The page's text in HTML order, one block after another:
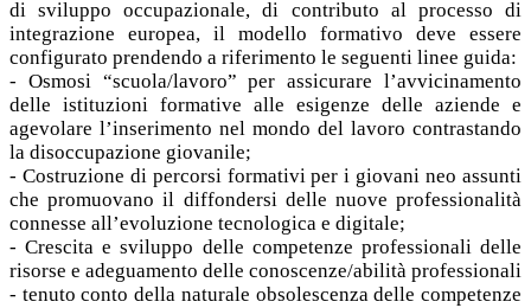
di sviluppo occupazionale, di contributo al processo di
integrazione europea, il modello formativo deve essere
configurato prendendo a riferimento le seguenti linee guida:
- Osmosi “scuola/lavoro” per assicurare l’avvicinamento
delle istituzioni formative alle esigenze delle aziende e
agevolare l’inserimento nel mondo del lavoro contrastando
la disoccupazione giovanile;
- Costruzione di percorsi formativi per i giovani neo assunti
che promuovano il diffondersi delle nuove professionalità
connesse all’evoluzione tecnologica e digitale;
- Crescita e sviluppo delle competenze professionali delle
risorse e adeguamento delle conoscenze/abilità professionali
- tenuto conto della naturale obsolescenza delle competenze